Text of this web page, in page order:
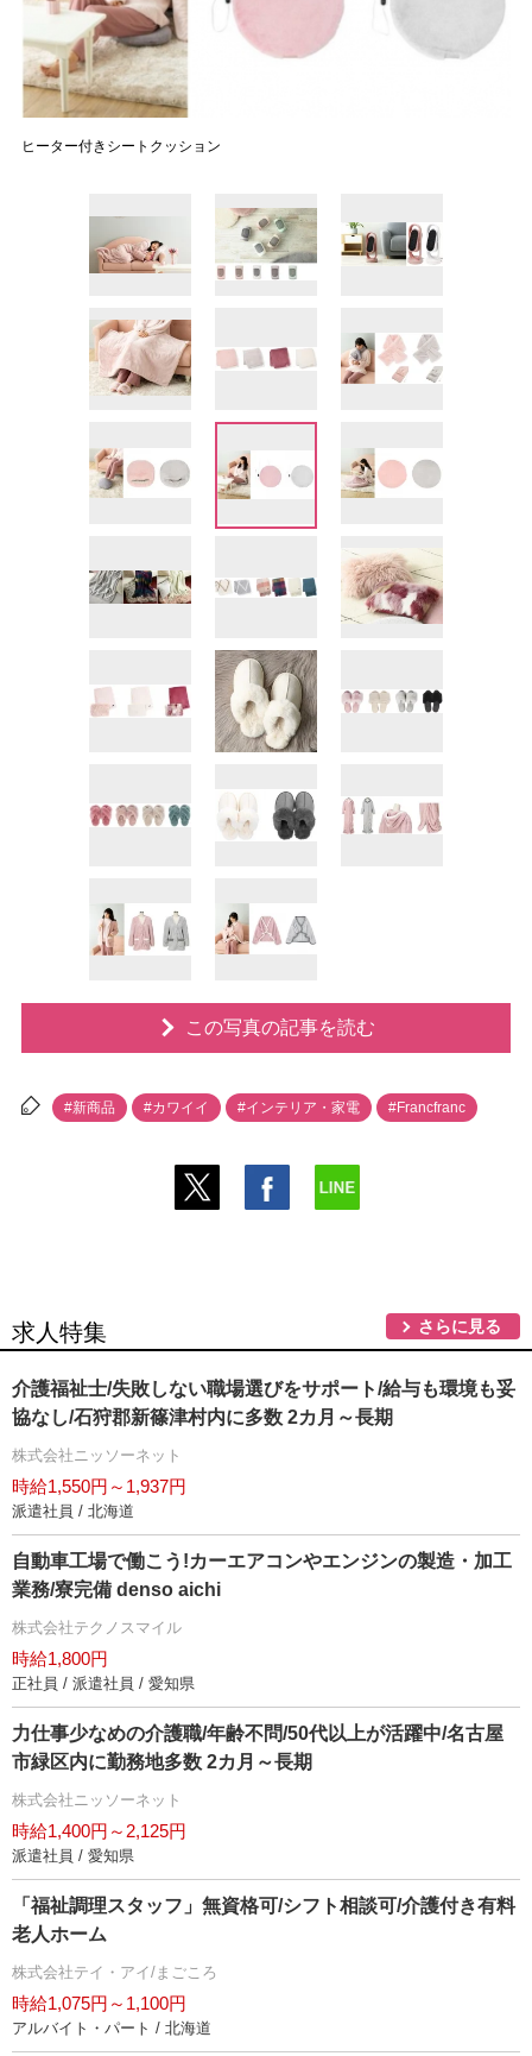
ヒーター付きシートクッション
この写真の記事を読む
#新商品 #カワイイ #インテリア・家電 #Francfranc
求人特集 さらに見る
介護福祉士/失敗しない職場選びをサポート/給与も環境も妥
協なし/石狩郡新篠津村内に多数 2カ月～長期
株式会社ニッソーネット
時給1,550円～1,937円
派遣社員 / 北海道
自動車工場で働こう!カーエアコンやエンジンの製造・加工
業務/寮完備 denso aichi
株式会社テクノスマイル
時給1,800円
正社員 / 派遣社員 / 愛知県
力仕事少なめの介護職/年齢不問/50代以上が活躍中/名古屋
市緑区内に勤務地多数 2カ月～長期
株式会社ニッソーネット
時給1,400円～2,125円
派遣社員 / 愛知県
「福祉調理スタッフ」無資格可/シフト相談可/介護付き有料
老人ホーム
株式会社テイ・アイ/まごころ
時給1,075円～1,100円
アルバイト・パート / 北海道